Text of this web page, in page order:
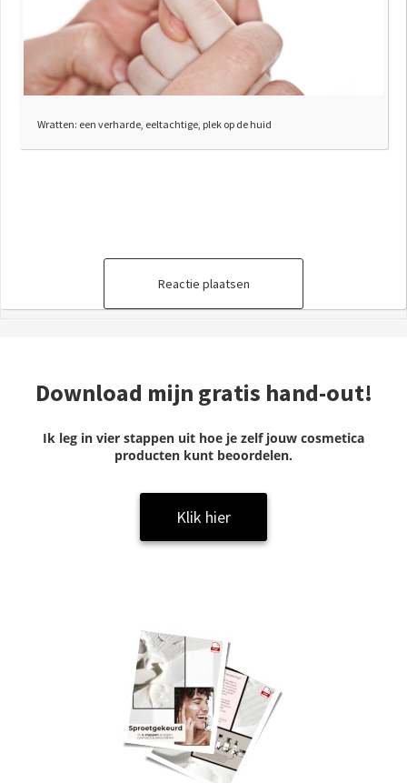
Wratten: een verharde, eeltachtige, plek op de huid
Reactie plaatsen
Download mijn gratis hand-out!
Ik leg in vier stappen uit hoe je zelf jouw cosmetica
producten kunt beoordelen.
Klik hier